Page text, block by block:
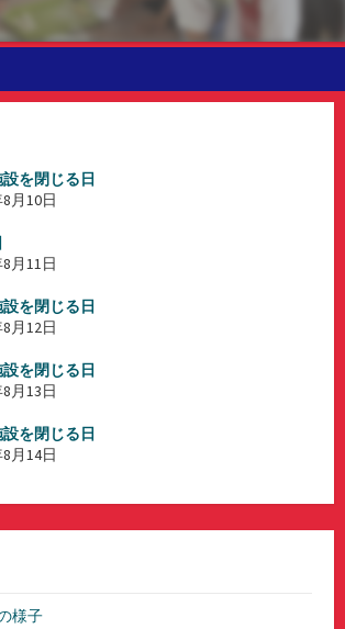
を閉じる日
月10日
月11日
を閉じる日
月12日
を閉じる日
月13日
を閉じる日
月14日
様子